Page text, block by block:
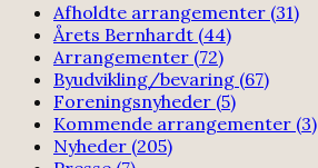
Afholdte arrangementer (31)
Årets Bernhardt (44)
Arrangementer (72)
Byudvikling/bevaring (67)
Foreningsnyheder (5)
Kommende arrangementer (3)
Nyheder (205)